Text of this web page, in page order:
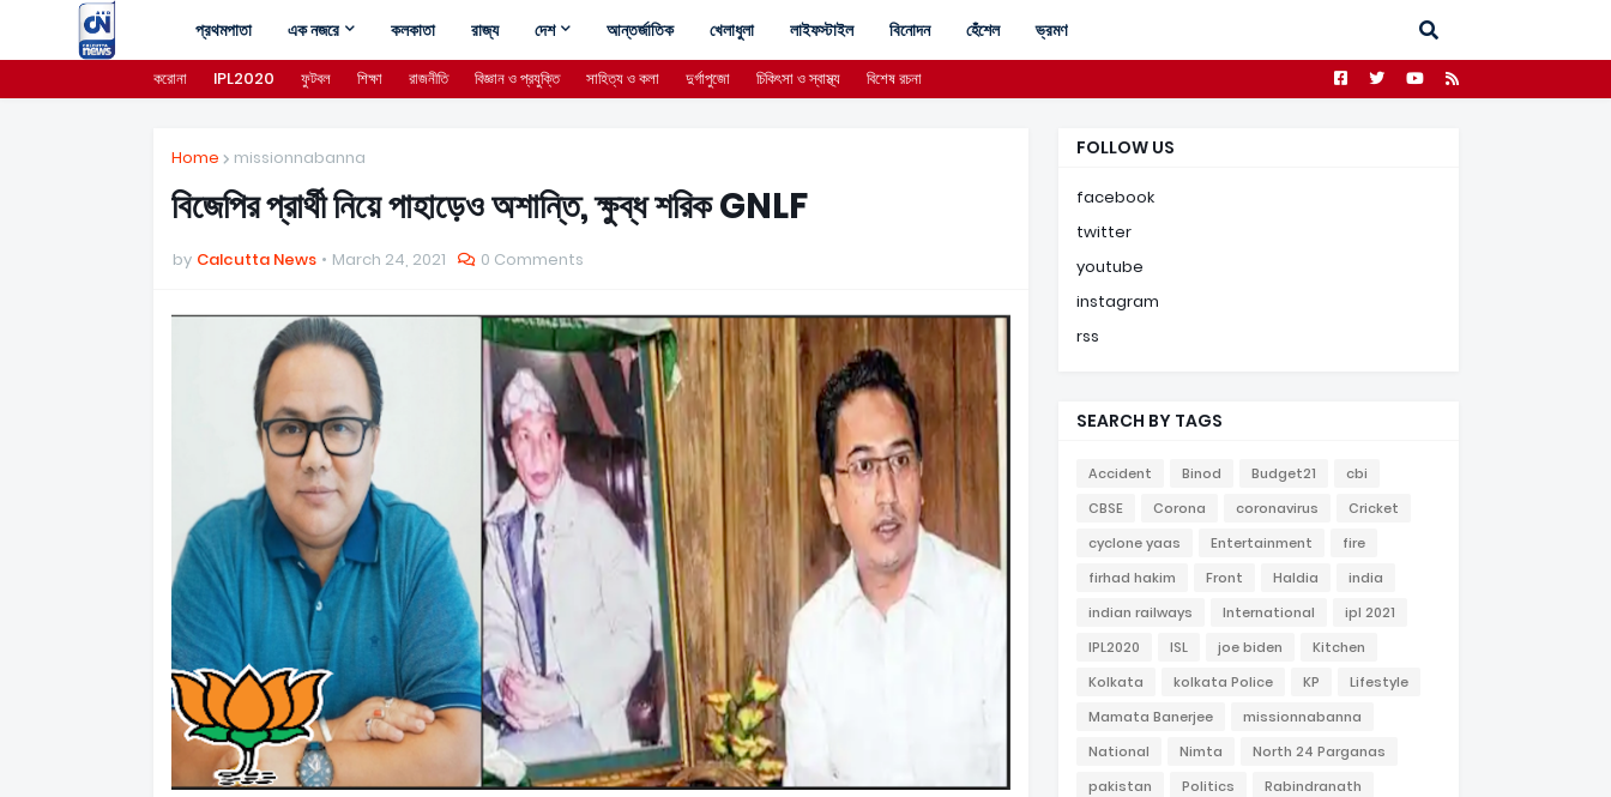
প্রথমপাতা এক নজরে কলকাতা রাজ্য দেশ আন্তর্জাতিক খেলাধুলা লাইফস্টাইল বিনোদন হেঁশেল ভ্রমণ
করোনা IPL2020 ফুটবল শিক্ষা রাজনীতি বিজ্ঞান ও প্রযুক্তি সাহিত্য ও কলা দুর্গাপুজো চিকিৎসা ও স্বাস্থ্য বিশেষ রচনা
Home missionnabanna
বিজেপির প্রার্থী নিয়ে পাহাড়েও অশান্তি, ক্ষুব্ধ শরিক GNLF
by Calcutta News March 24, 2021 0 Comments
FOLLOW US
facebook
twitter
youtube
instagram
rss
SEARCH BY TAGS
Accident Binod Budget21
cbi
CBSE
Corona coronavirus
Cricket
cyclone yaas
Entertainment
fire
firhad hakim
Front Haldia
india
indian railways
International
ipl 2021
IPL2020
ISL joe biden
Kitchen
Kolkata
kolkata Police KP
Lifestyle
Mamata Banerjee
missionnabanna
National
Nimta
North 24 Parganas
pakistan
Politics
Rabindranath